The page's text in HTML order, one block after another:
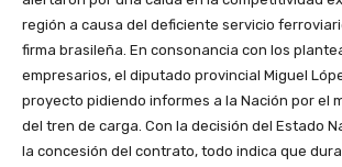
región a causa del deficiente servicio
firma brasileña. En consonancia con los
empresarios, el diputado provincial Miguel
proyecto pidiendo informes a la Nación por el
del tren de carga. Con la decisión del Estado
la concesión del contrato, todo indica que